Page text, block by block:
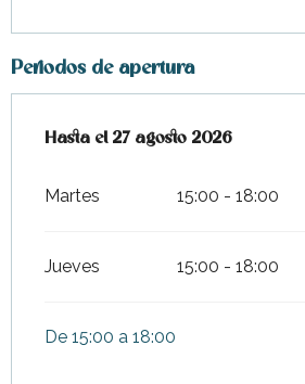
Periodos de apertura
Del9 julio 2026al 27 agosto 2026
Hasta el27 agosto 2026
Martes 15:00 - 18:00
Jueves 15:00 - 18:00
De 15:00 a 18:00